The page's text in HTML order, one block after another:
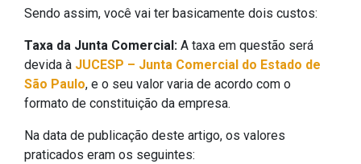
Sendo assim, você vai ter basicamente dois custos:
Taxa da Junta Comercial: A taxa em questão será
devida à JUCESP – Junta Comercial do Estado de
São Paulo, e o seu valor varia de acordo com o
formato de constituição da empresa.
Na data de publicação deste artigo, os valores
praticados eram os seguintes: